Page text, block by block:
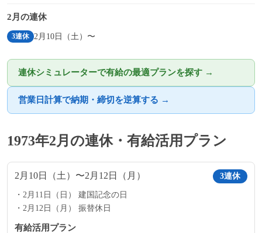
2月の連休
3連休 2月10日（土）〜
連休シミュレーターで有給の最適プランを探す →
営業日計算で納期・締切を逆算する →
1973年2月の連休・有給活用プラン
2月10日（土）〜2月12日（月） 3連休
2月11日（日） 建国記念の日
2月12日（月） 振替休日
有給活用プラン